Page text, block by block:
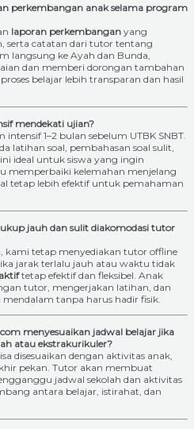
perkembangan anak selama program
laporan perkembangan yang
serta catatan dari tutor tentang
langsung ke Ayah dan Bunda,
dan memberi dorongan tambahan
belajar lebih transparan dan hasil
mendekati ujian?
1–2 bulan sebelum UTBK SNBT.
latihan soal, pembahasan soal sulit,
ideal untuk siswa yang ingin
memperbaiki kelemahan menjelang
tetap lebih efektif untuk pemahaman
jauh dan sulit diakomodasi tutor
kami tetap menyediakan tutor offline
jarak terlalu jauh atau waktu tidak
tetap efektif dan fleksibel. Anak
tutor, mengerjakan latihan, dan
tanpa harus hadir fisik.
menyesuaikan jadwal belajar jika
atau ekstrakurikuler?
disesuaikan dengan aktivitas anak,
pekan. Tutor akan membuat
jadwal sekolah dan aktivitas
antara belajar, istirahat, dan